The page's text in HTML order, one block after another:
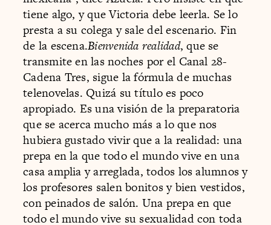
tiene algo, y que Victoria debe leerla. Se lo
presta a su colega y sale del escenario. Fin
de la escena.Bienvenida realidad, que se
transmite en las noches por el Canal 28-
Cadena Tres, sigue la fórmula de muchas
telenovelas. Quizá su título es poco
apropiado. Es una visión de la preparatoria
que se acerca mucho más a lo que nos
hubiera gustado vivir que a la realidad: una
prepa en la que todo el mundo vive en una
casa amplia y arreglada, todos los alumnos y
los profesores salen bonitos y bien vestidos,
con peinados de salón. Una prepa en que
todo el mundo vive su sexualidad con toda